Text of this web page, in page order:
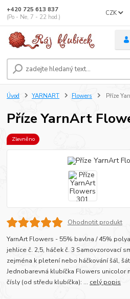
CZK
+420 725 613 837
(Po - Ne, 7 - 22 hod.)
Úvod YARNART Flowers Příze
Příze YarnArt
Zlevněno
Ohodnotit produkt
YarnArt Flowers - 55% bavlna / 45%
jehlice č. 2,5, háček č. 3 Samovzorovací
zejména k pletení nebo háčkování šál,
Jednobarevná klubíčka Flowers
čísly (od středu klubíčka): ... celý popis